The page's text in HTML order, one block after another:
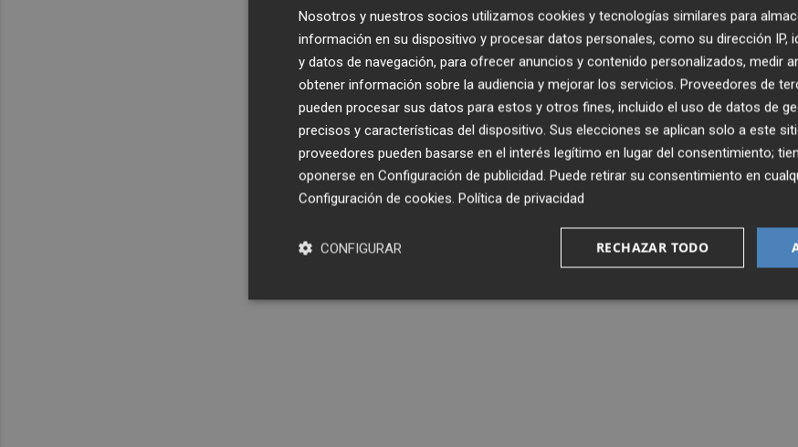
Nosotros y nuestros socios utilizamos cookies y tecnologías similares para
información en su dispositivo y procesar datos personales, como su dirección IP,
y datos de navegación, para ofrecer anuncios y contenido personalizados, medir
obtener información sobre la audiencia y mejorar los servicios. Proveedores de
pueden procesar sus datos para estos y otros fines, incluido el uso de datos de
precisos y características del dispositivo. Sus elecciones se aplican solo a este
proveedores pueden basarse en el interés legítimo en lugar del consentimiento;
oponerse en Configuración de publicidad. Puede retirar su consentimiento en
Configuración de cookies. Política de privacidad
RECHAZAR TODO
CONFIGURAR